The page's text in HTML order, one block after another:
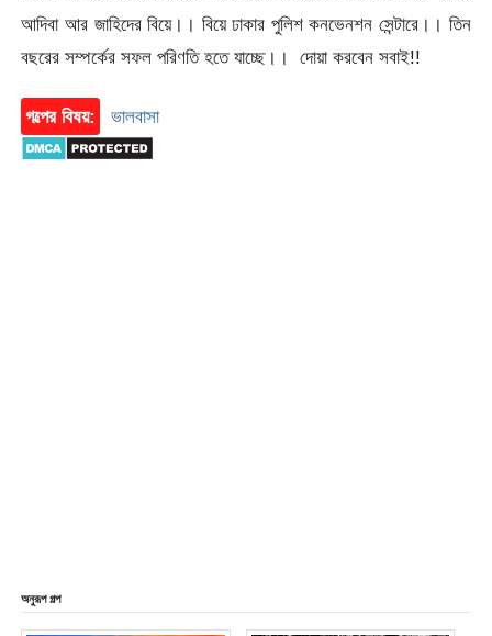
আদিবা আর জাহিদের বিয়ে।। বিয়ে ঢাকার পুলিশ কনভেনশন সেন্টারে।। তিন
বছরের সম্পর্কের সফল পরিণতি হতে যাচ্ছে।। দোয়া করবেন সবাই!!
গল্পের বিষয়: ভালবাসা
অনুরূপ গল্প